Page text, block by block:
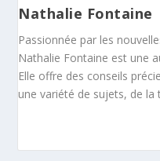
Nathalie Fontaine
Passionnée par les
Nathalie Fontaine est une
Elle offre des conseils
une variété de sujets, de la